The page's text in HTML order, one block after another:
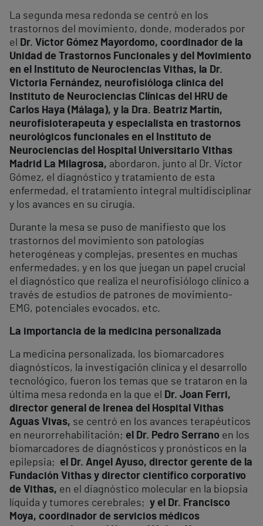
La segunda mesa redonda se centró en los
trastornos del movimiento, donde, moderados por
el
Dr. Víctor Gómez Mayordomo, coordinador de la
Unidad de Trastornos Funcionales y del Movimiento
en el Instituto de Neurociencias Vithas, la Dr.
Victoria Fernández, neurofisióloga clínica del
Instituto de Neurociencias Clínicas del HRU de
Carlos Haya (Málaga), y la Dra. Beatriz Martín,
neurofisioterapeuta y especialista en trastornos
neurológicos funcionales en el Instituto de
Neurociencias del Hospital Universitario Vithas
Madrid La Milagrosa, abordaron, junto al Dr. Víctor
Gómez, el diagnóstico y tratamiento de esta
enfermedad, el tratamiento integral multidisciplinar
y los avances en su cirugía.
Durante la mesa se puso de manifiesto que los
trastornos del movimiento son patologías
heterogéneas y complejas, presentes en muchas
enfermedades, y en los que juegan un papel crucial
el diagnóstico que realiza el neurofisiólogo clínico a
través de estudios de patrones de movimiento-
EMG, potenciales evocados, etc.
La importancia de la medicina personalizada
La medicina personalizada, los biomarcadores
diagnósticos, la investigación clínica y el desarrollo
tecnológico, fueron los temas que se trataron en la
última mesa redonda en la que el
Dr. Joan Ferri,
director general de Irenea del Hospital Vithas
Aguas Vivas, se centró en los avances terapéuticos
en neurorrehabilitación; el Dr. Pedro Serrano en los
biomarcadores de diagnósticos y pronósticos en la
epilepsia; el Dr. Angel Ayuso, director gerente de la
Fundación Vithas y director científico corporativo
de Vithas, en el diagnóstico molecular en la biopsia
líquida y tumores cerebrales; y el Dr. Francisco
Moya, coordinador de servicios médicos